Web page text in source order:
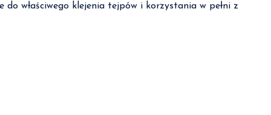
właściwego klejenia tejpów i korzystania w pełni z